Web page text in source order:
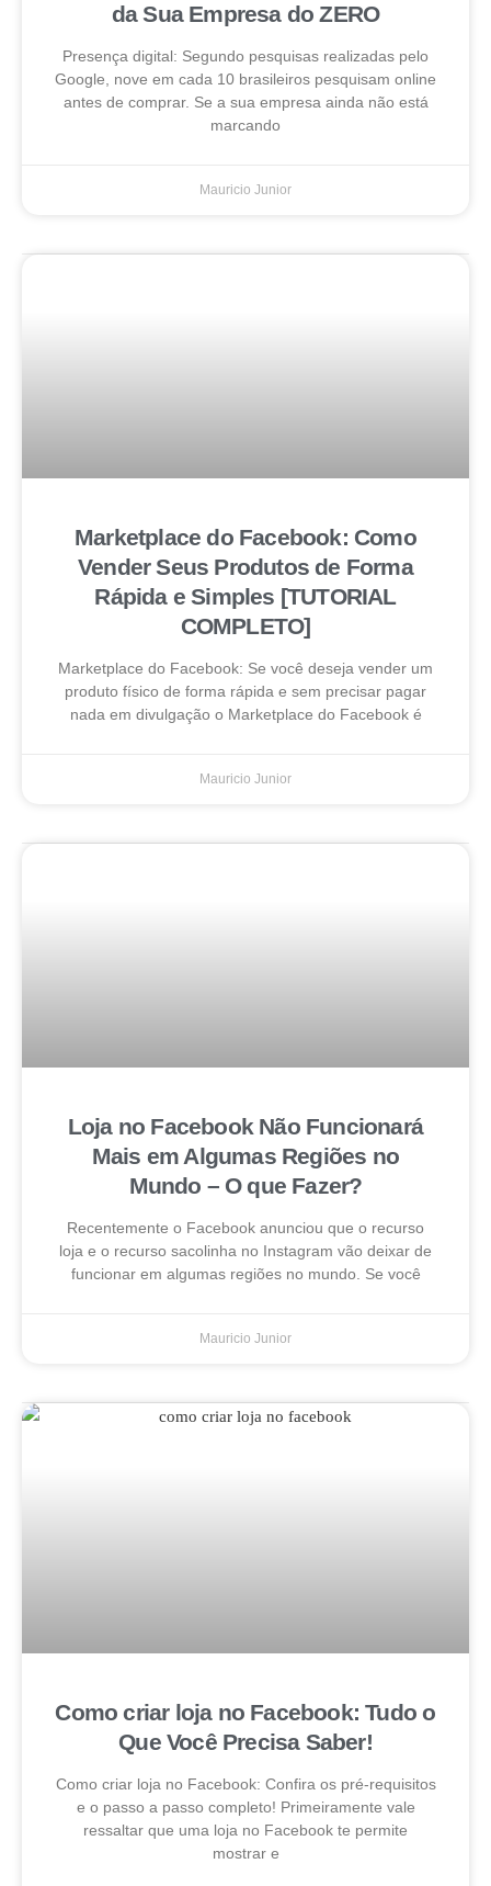
da Sua Empresa do ZERO
Presença digital: Segundo pesquisas realizadas pelo
Google, nove em cada 10 brasileiros pesquisam online
antes de comprar. Se a sua empresa ainda não está
marcando
Mauricio Junior
Marketplace do Facebook: Como
Vender Seus Produtos de Forma
Rápida e Simples [TUTORIAL
COMPLETO]
Marketplace do Facebook: Se você deseja vender um
produto físico de forma rápida e sem precisar pagar
nada em divulgação o Marketplace do Facebook é
Mauricio Junior
Loja no Facebook Não Funcionará
Mais em Algumas Regiões no
Mundo – O que Fazer?
Recentemente o Facebook anunciou que o recurso
loja e o recurso sacolinha no Instagram vão deixar de
funcionar em algumas regiões no mundo. Se você
Mauricio Junior
Como criar loja no Facebook: Tudo o
Que Você Precisa Saber!
Como criar loja no Facebook: Confira os pré-requisitos
e o passo a passo completo! Primeiramente vale
ressaltar que uma loja no Facebook te permite
mostrar e